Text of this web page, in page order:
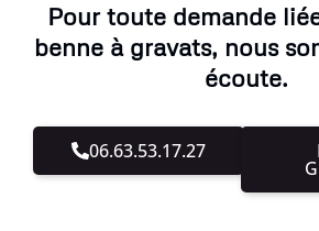
Pour toute demande
benne à gravats, nous
écoute.
06.63.53.17.27